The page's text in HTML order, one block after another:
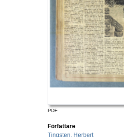
PDF
Författare
Tingsten, Herbert